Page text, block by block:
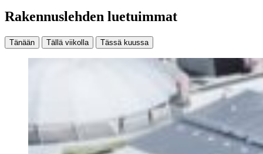
Rakennuslehden luetuimmat
Tänään Tällä viikolla Tässä kuussa